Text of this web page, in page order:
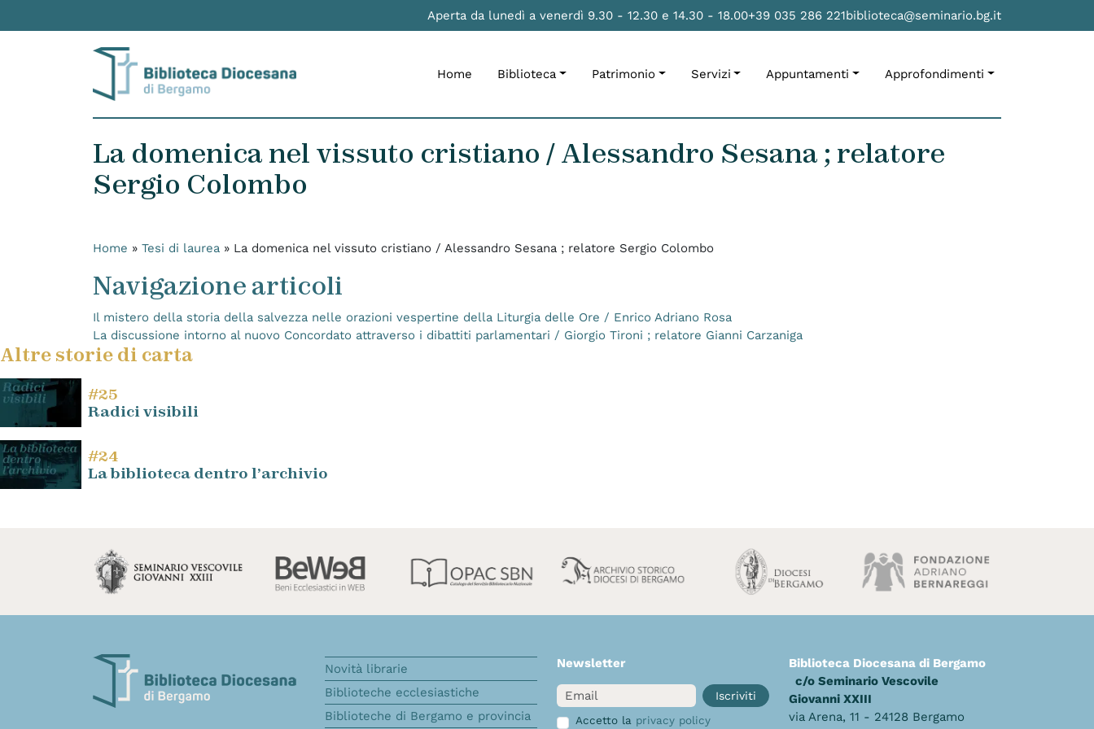
Aperta da lunedì a venerdì 9.30 - 12.30 e 14.30 - 18.00+39 035 286 221biblioteca@seminario.bg.it
Home Biblioteca Patrimonio Servizi Appuntamenti Approfondimenti
La domenica nel vissuto cristiano / Alessandro Sesana ; relatore
Sergio Colombo
Home » Tesi di laurea » La domenica nel vissuto cristiano / Alessandro Sesana ; relatore Sergio Colombo
Navigazione articoli
Il mistero della storia della salvezza nelle orazioni vespertine della Liturgia delle Ore / Enrico Adriano Rosa
La discussione intorno al nuovo Concordato attraverso i dibattiti parlamentari / Giorgio Tironi ; relatore Gianni Carzaniga
Altre storie di carta
#25
Radici visibili
#24
La biblioteca dentro l’archivio
Novità librarie
Biblioteche ecclesiastiche
Biblioteche di Bergamo e provincia
Newsletter
Email
Iscriviti
Accetto la privacy policy
Biblioteca Diocesana di Bergamo
c/o Seminario Vescovile
Giovanni XXIII
via Arena, 11 - 24128 Bergamo